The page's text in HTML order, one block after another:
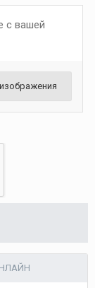
с вашей